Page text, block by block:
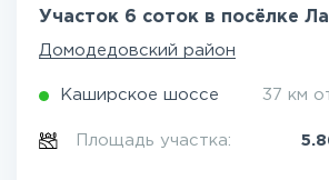
Участок 6 соток в посёлке
Домодедовский район
Каширское шоссе 37 км
Площадь участка: